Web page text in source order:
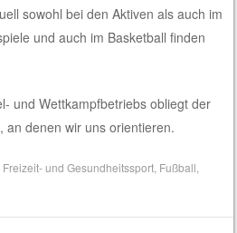
sowohl bei den Aktiven als auch im
und auch im Basketball finden
und Wettkampfbetriebs obliegt der
an denen wir uns orientieren.
Freizeit- und Gesundheitssport Fußball